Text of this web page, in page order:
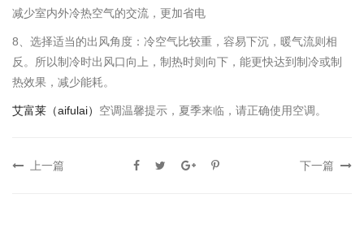
减少室内外冷热空气的交流，更加省电
8、选择适当的出风角度：冷空气比较重，容易下沉，暖气流则相
反。所以制冷时出风口向上，制热时则向下，能更快达到制冷或制
热效果，减少能耗。
艾富莱（aifulai） 空调温馨提示，夏季来临，请正确使用空调。
上一篇 下一篇